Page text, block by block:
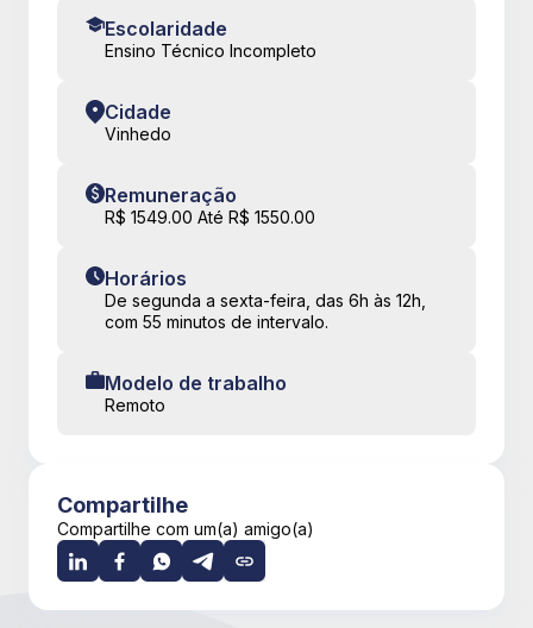
Escolaridade
Ensino Técnico Incompleto
Cidade
Vinhedo
Remuneração
R$ 1549.00 Até R$ 1550.00
Horários
De segunda a sexta-feira, das 6h às 12h,
com 55 minutos de intervalo.
Modelo de trabalho
Remoto
Compartilhe
Compartilhe com um(a) amigo(a)